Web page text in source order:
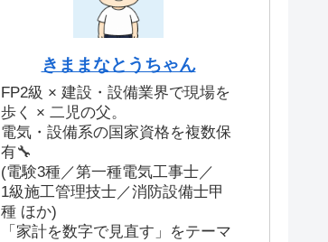
きままなとうちゃん
FP2級 × 建設・設備業界で現場を
歩く × 二児の父。
電気・設備系の国家資格を複数保
有🔧
(電験3種／第一種電気工事士／
1級施工管理技士／消防設備士甲
種 ほか)
「家計を数字で見直す」をテーマ